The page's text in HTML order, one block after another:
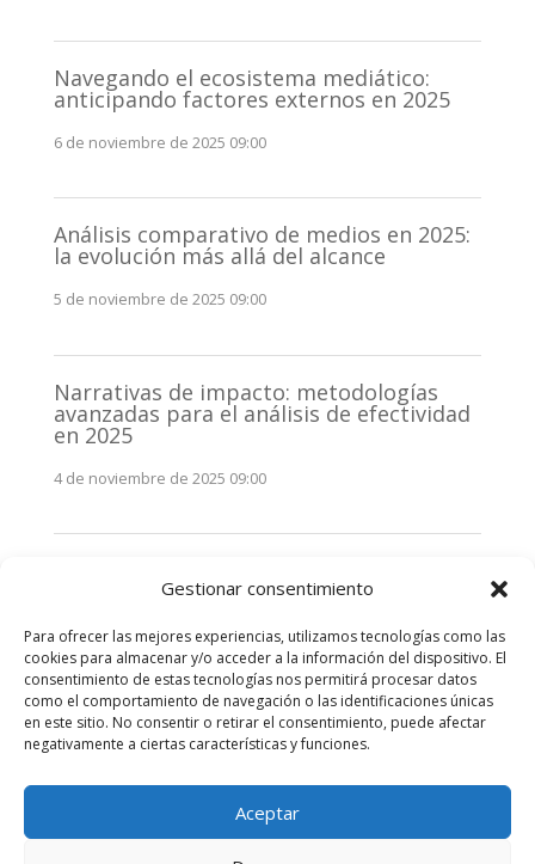
Gestionar consentimiento
Para ofrecer las mejores experiencias, utilizamos tecnologías como las
cookies para almacenar y/o acceder a la información del dispositivo. El
consentimiento de estas tecnologías nos permitirá procesar datos
como el comportamiento de navegación o las identificaciones únicas
en este sitio. No consentir o retirar el consentimiento, puede afectar
negativamente a ciertas características y funciones.
Aceptar
Navegando el ecosistema mediático:
anticipando factores externos en 2025
6 de noviembre de 2025 09:00
Análisis comparativo de medios en 2025:
la evolución más allá del alcance
5 de noviembre de 2025 09:00
Narrativas de impacto: metodologías
avanzadas para el análisis de efectividad
en 2025
4 de noviembre de 2025 09:00
stakeholders en 2025: La clave de la
3 de noviembre de 2025 09:00
Comentarios recientes